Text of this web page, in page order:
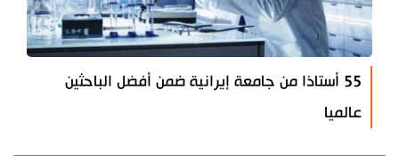
55 أستاذا من جامعة إيرانية ضمن أفضل الباحثين
عالميا